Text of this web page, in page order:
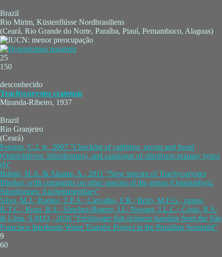
Brazil
Rio Mirim, Küstenflüsse Nordbrasiliens
(Ceará, Rio Grande do Norte, Paraíba, Piauí, Pernambuco, Alagoas)
25
150
desconhecido
Trachycorystes cratensis
Miranda-Ribeiro, 1937
Brazil
Rio Granjeiro
(Ceará)
Ferraris, C.J. jr., 2007 "Checklist of catfishes, recent and fossil
(Osteichthyes: Siluriformes), and catalogue of siluriform primary types
(I)"
Britski, H.A. & Akama, A., 2011 "New species of Trachycorystes
Bleeker, with comments on other species of the genus (Ostariophysi:
Siluriformes: Auchenipteridae)"
Silva, M.J.; Ramos, T.P.A.; Carvalho, F.R.; Brito, M.F.G.; ramos,
R.T.C.; Rosa, R.S.; Sánchez-Botero, J.I.; Novaes, J.L.C.; Costa, R.S.
& Lima, S.M.Q., 2020 "Freshwater fish richness baseline from the São
Francisco Interbasin Water Transfer Project in the Brazilian Semiarid"
9
60